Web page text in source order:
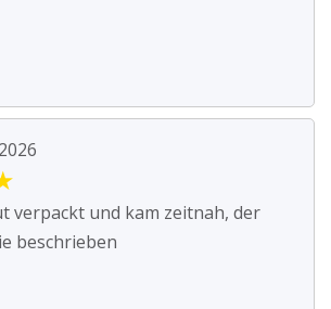
verpackt und kam zeitnah, der
beschrieben